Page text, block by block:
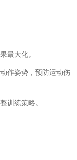
最大化。
作姿势，预防运动伤
训练策略。